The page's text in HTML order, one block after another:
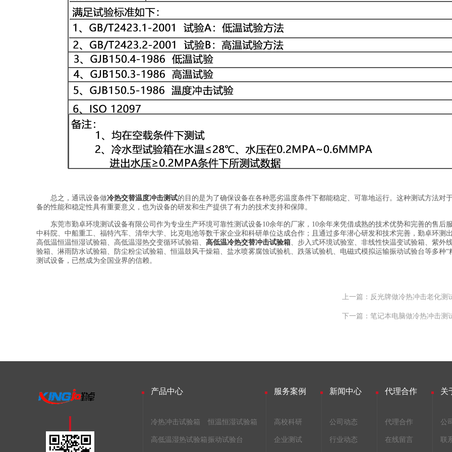
总之，通讯设备做冷热交替温度冲击测试的目的是为了确保设备在各种恶劣温度条件下都能稳定、可靠地运行。这种测试方法对
备的性能和稳定性具有重要意义，也为设备的研发和生产提供了有力的技术支持和保障。
东莞市勤卓环境测试设备有限公司作为专业生产环境可靠性测试设备10余年的厂家，10余年来凭借成熟的技术优势和完善的售后
中科院、中船重工、福特汽车、清华大学、比克电池等数千家企业和科研单位达成合作；且通过多年潜心研发和技术完善，勤卓环测
高低温恒温恒湿试验箱、高低温湿热交变循环试验箱、 高低温冷热交替冲击试验箱 、步入式环境试验室、非线性快温变试验箱、紫外
验箱、淋雨防水试验箱、防尘粉尘试验箱、恒温鼓风干燥箱、盐水喷雾腐蚀试验机、跌落试验机、电磁式模拟运输振动试验台等多种“
测试设备，已然成为全国业界的信赖。
上一篇：反光牌做冷热冲击老化测
下一篇：笔记本电脑做冷热冲击测
产品中心
冷热冲击试验箱 恒温恒湿试验箱
高低温湿热试验箱振动试验台
服务案例
高校科研
企业测试
新闻中心
公司动态
行业动态
代理合作
代理合作
在线留言
关
公
联